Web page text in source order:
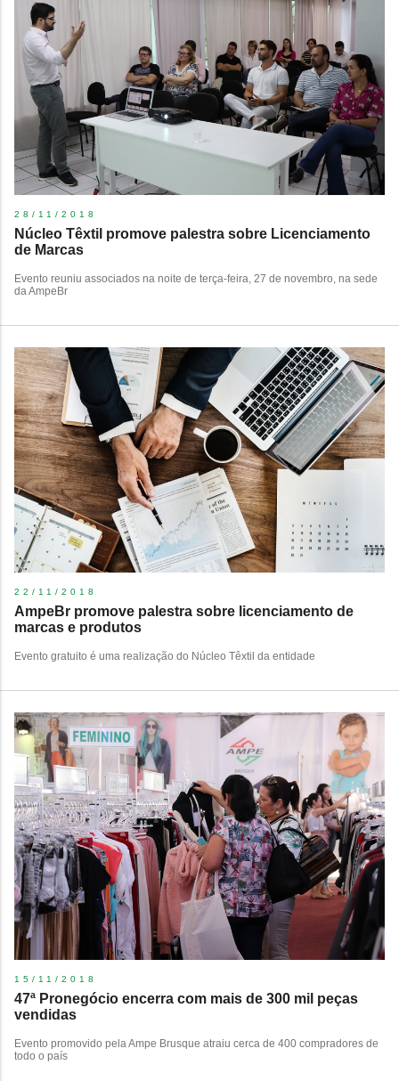
28/11/2018
Núcleo Têxtil promove palestra sobre Licenciamento
de Marcas
Evento reuniu associados na noite de terça-feira, 27 de novembro, na sede
da AmpeBr
22/11/2018
AmpeBr promove palestra sobre licenciamento de
marcas e produtos
Evento gratuito é uma realização do Núcleo Têxtil da entidade
15/11/2018
47ª Pronegócio encerra com mais de 300 mil peças
vendidas
Evento promovido pela Ampe Brusque atraiu cerca de 400 compradores de
todo o país